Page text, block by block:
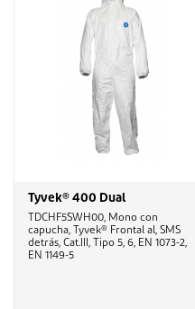
Tyvek® 400 Dual
TDCHF5SWH00, Mono con
capucha, Tyvek® Frontal al, SMS
detrás, Cat.III, Tipo 5, 6, EN 1073-2,
EN 1149-5